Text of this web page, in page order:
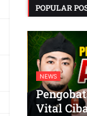
POPULAR
NEWS
Vital